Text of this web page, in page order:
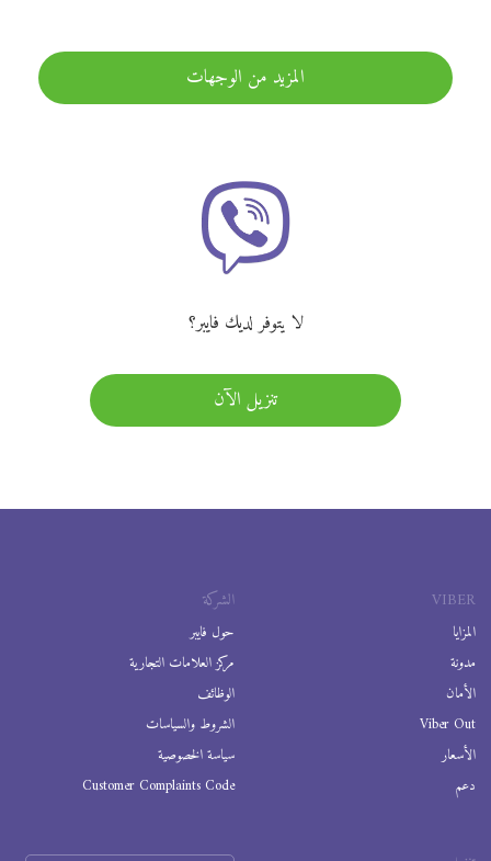
المزيد من الوجهات
لا يتوفر لديك فايبر؟
تنزيل الآن
VIBER
المزايا
مدونة
الأمان
Viber Out
الأسعار
دعم
الشركة
حول فايبر
مركز العلامات التجارية
الوظائف
الشروط والسياسات
سياسة الخصوصية
Customer Complaints Code